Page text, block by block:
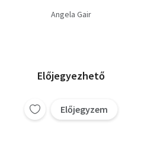
Angela Gair
Előjegyezhető
Előjegyzem